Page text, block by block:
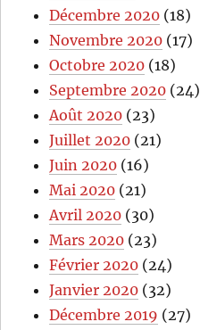
Décembre 2020 (18)
Novembre 2020 (17)
Octobre 2020 (18)
Septembre 2020 (24)
Août 2020 (23)
Juillet 2020 (21)
Juin 2020 (16)
Mai 2020 (21)
Avril 2020 (30)
Mars 2020 (23)
Février 2020 (24)
Janvier 2020 (32)
Décembre 2019 (27)